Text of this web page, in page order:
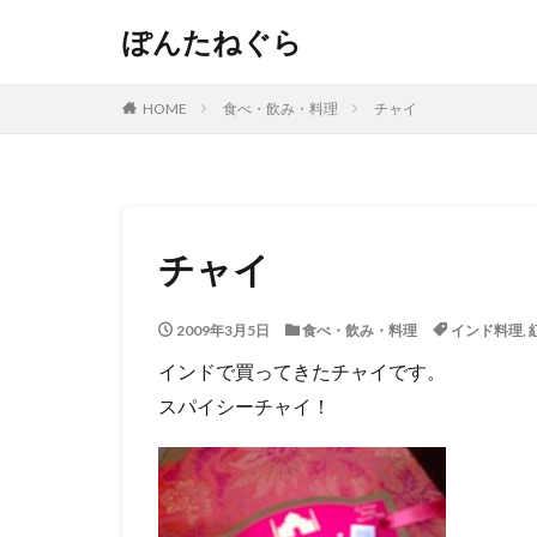
ぽんたねぐら
HOME 食べ・飲み・料理 チャイ
チャイ
2009年3月5日 食べ・飲み・料理 インド料理,
インドで買ってきたチャイです。
スパイシーチャイ！